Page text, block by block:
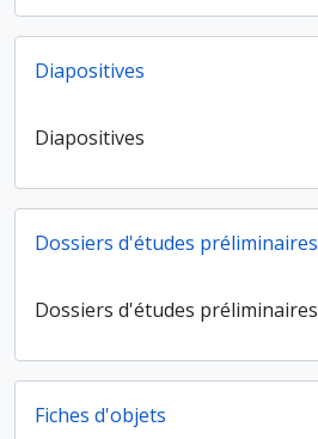
Diapositives
Diapositives
Dossiers d'études préliminaires
Dossiers d'études préliminaires
Fiches d'objets